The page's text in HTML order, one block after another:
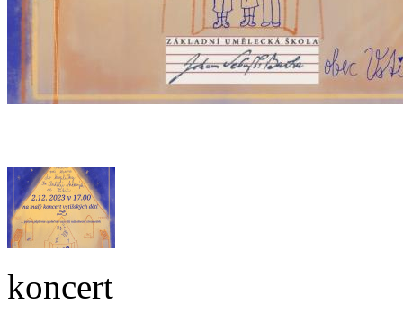
koncert